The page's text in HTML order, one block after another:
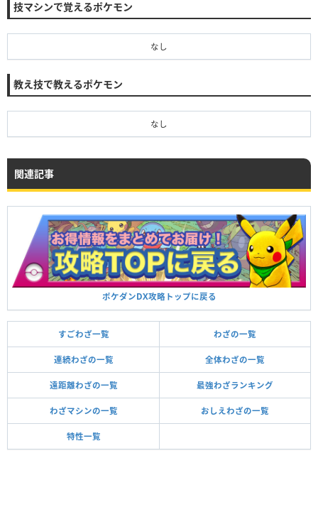
技マシンで覚えるポケモン
なし
教え技で教えるポケモン
なし
関連記事
ポケダンDX攻略トップに戻る
すごわざ一覧 わざの一覧
連続わざの一覧 全体わざの一覧
遠距離わざの一覧 最強わざランキング
わざマシンの一覧 おしえわざの一覧
特性一覧